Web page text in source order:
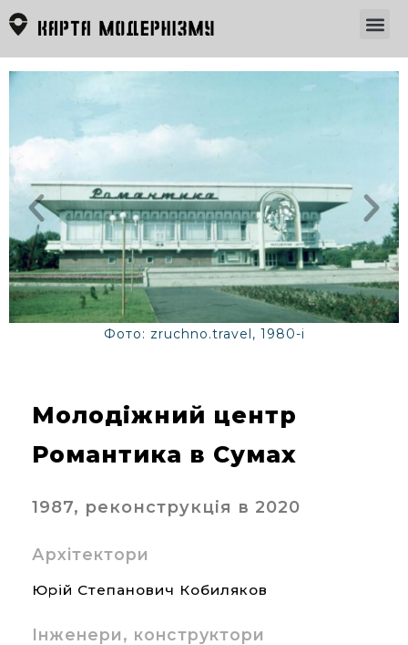
Фото: zruchno.travel, 1980-і
Молодіжний центр
Романтика в Сумах
1987, реконструкція в 2020
Архітектори
Юрій Степанович Кобиляков
Інженери, конструктори